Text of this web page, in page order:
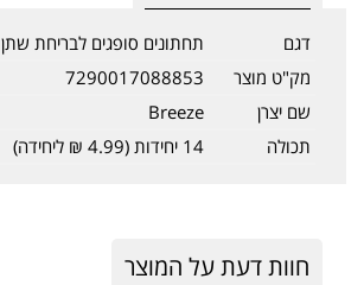
דגם
תחתונים סופגים לבריחת שתן Breeze M
מק"ט מוצר
7290017088853
שם יצרן
Breeze
תכולה
14 יחידות (4.99 ₪ ליחידה)
חוות דעת על המוצר